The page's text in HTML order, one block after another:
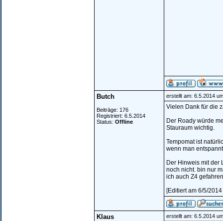
Butch
Beiträge: 176
Registriert: 6.5.2014
Status: Offline
erstellt am: 6.5.2014
Vielen Dank für die
Der Roady würde
Stauraum wichtig.
Tempomat ist
wenn man
Der Hinweis mit der
noch nicht. bin nur
ich auch Z4
[Editiert am 6/5/
Klaus erstellt am: 6.5.2014